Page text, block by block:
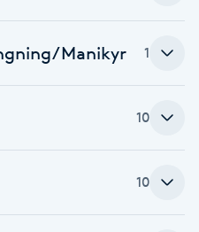
Manikyr 1
10
10